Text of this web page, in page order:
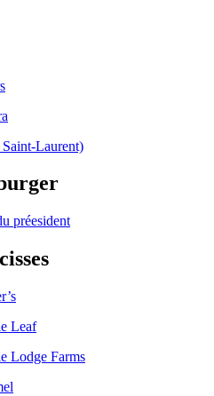
Laurent)
préesident
Leaf
Lodge Farms